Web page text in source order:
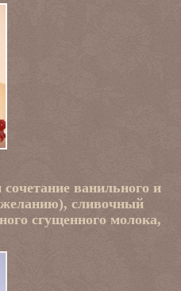
ванильного и
сливочный
сгущенного молока,